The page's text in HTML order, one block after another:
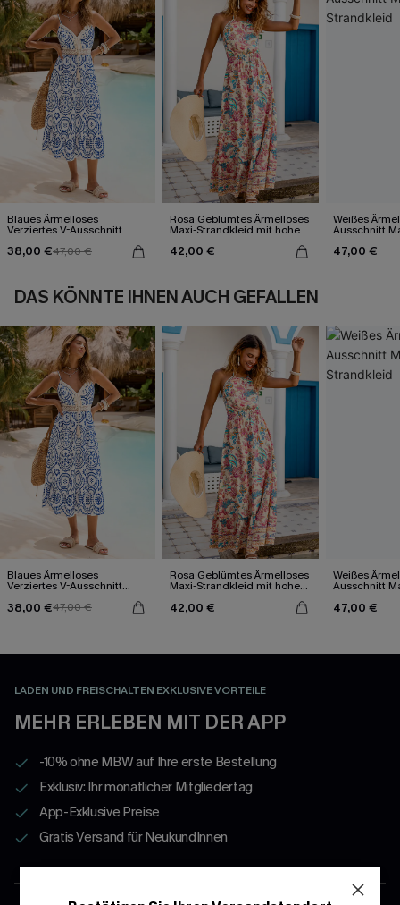
Blaues Ärmelloses
Verziertes V-Ausschnitt
38,00 €47,00 €
Rosa Geblümtes Ärmelloses
Maxi-Strandkleid mit hohem
42,00 €
Weißes
Ausschnitt
47,00 €
DAS KÖNNTE IHNEN AUCH GEFALLEN
Blaues Ärmelloses
Verziertes V-Ausschnitt
38,00 €47,00 €
Rosa Geblümtes Ärmelloses
Maxi-Strandkleid mit hohem
42,00 €
Weißes
Ausschnitt
47,00 €
LADEN UND FREISCHALTEN EXKLUSIVE VORTEILE
MEHR ERLEBEN MIT DER APP
-10% ohne MBW auf Ihre erste Bestellung
Exklusiv: Ihr monatlicher Mitgliedertag
App-Exklusive Preise
Gratis Versand für NeukundInnen